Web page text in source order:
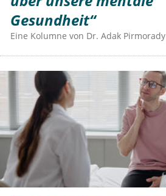
Gesundheit“
Eine Kolumne von Dr. Adak Pirmorady